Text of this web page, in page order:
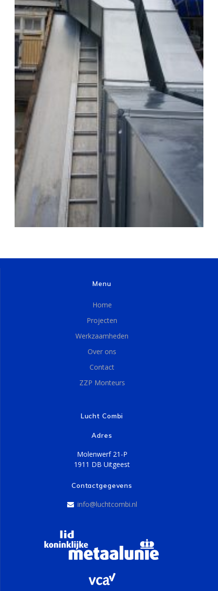
Menu
Home
Projecten
Werkzaamheden
Over ons
Contact
ZZP Monteurs
Lucht Combi
Adres
Molenwerf 21-P
1911 DB Uitgeest
Contactgegevens
info@luchtcombi.nl